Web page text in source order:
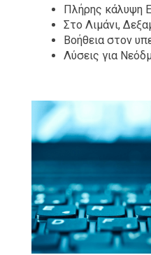
Πλήρης κάλυψη
Στο Λιμάνι,
Βοήθεια στον
Λύσεις για